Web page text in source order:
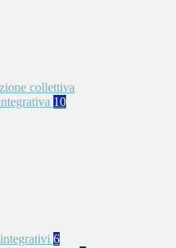
collettiva
10
6